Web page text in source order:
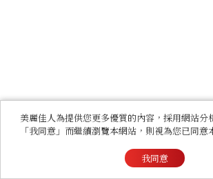
美麗佳人為提供您更多優質的內容，採用網站分
「我同意」而繼續瀏覽本網站，則視為您已同意
我同意